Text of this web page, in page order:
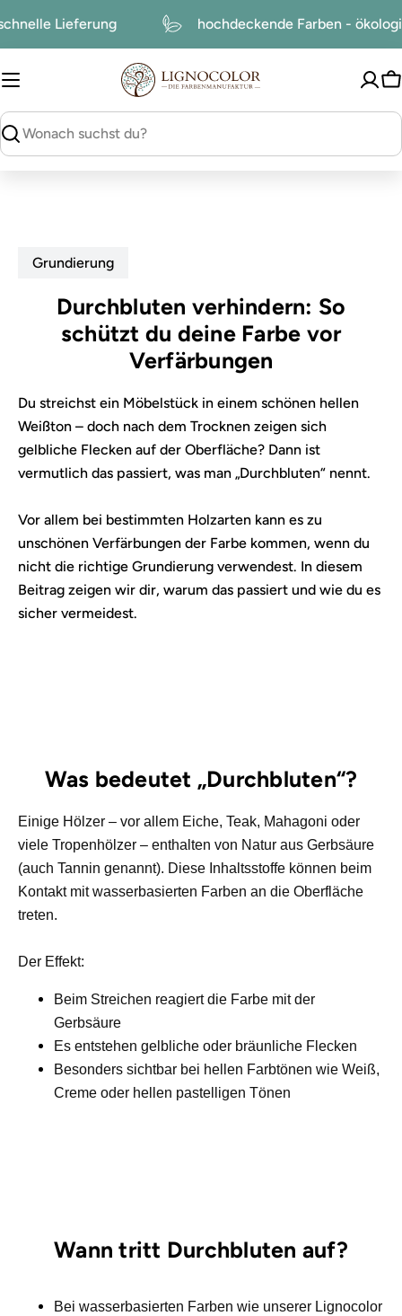
Inhalt
schnelle Lieferung hochdeckende Farben -
suchen
Grundierung
Durchbluten verhindern: So
schützt du deine Farbe vor
Verfärbungen
Du streichst ein Möbelstück in einem schönen hellen
Weißton – doch nach dem Trocknen zeigen sich
gelbliche Flecken auf der Oberfläche? Dann ist
vermutlich das passiert, was man „Durchbluten“ nennt.
Vor allem bei bestimmten Holzarten kann es zu
unschönen Verfärbungen der Farbe kommen, wenn du
nicht die richtige Grundierung verwendest. In diesem
Beitrag zeigen wir dir, warum das passiert und wie du es
sicher vermeidest.
Was bedeutet „Durchbluten“?
Einige Hölzer – vor allem Eiche, Teak, Mahagoni oder
viele Tropenhölzer – enthalten von Natur aus Gerbsäure
(auch Tannin genannt). Diese Inhaltsstoffe können beim
Kontakt mit wasserbasierten Farben an die Oberfläche
treten.
Der Effekt:
Beim Streichen reagiert die Farbe mit der
Gerbsäure
Es entstehen gelbliche oder bräunliche Flecken
Besonders sichtbar bei hellen Farbtönen wie Weiß,
Creme oder hellen pastelligen Tönen
Wann tritt Durchbluten auf?
Bei wasserbasierten Farben wie unserer Lignocolor